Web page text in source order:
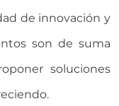
de innovación y
son de suma
soluciones